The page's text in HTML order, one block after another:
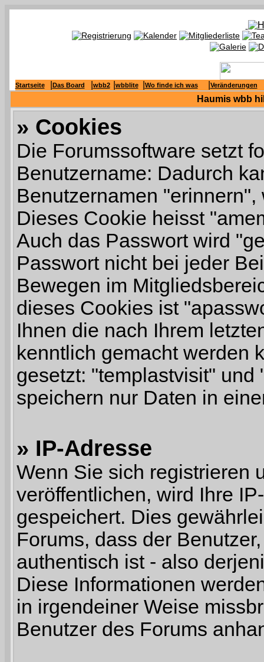
Startseite Das Board wbb2 wbblite Wo finde ich was Veränderungen
Haumis wbb
» Cookies
Die Forumssoftware setzt
Benutzername: Dadurch
Benutzernamen
Dieses Cookie heisst
Auch das Passwort wird
Passwort nicht bei jeder
Bewegen im
dieses Cookies ist
Ihnen die nach Ihrem
kenntlich gemacht werden
gesetzt: "templastvisit"
speichern nur Daten in
» IP-Adresse
Wenn Sie sich registrieren
veröffentlichen, wird Ihre
gespeichert. Dies
Forums, dass der
authentisch ist - also
Diese Informationen
in irgendeiner Weise
Benutzer des Forums